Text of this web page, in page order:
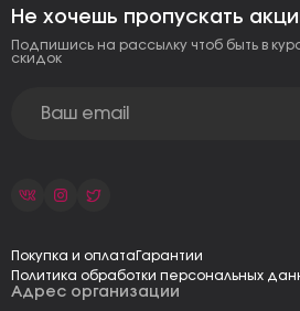
Адрес организации
Не хочешь пропускать
Подпишись на рассылку чтоб быть в
скидок
Покупка и оплата Гарантии
Политика обработки персональных